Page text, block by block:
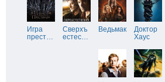
Игра
прест…
Сверхъ
естес…
Ведьмак
Доктор
Хаус